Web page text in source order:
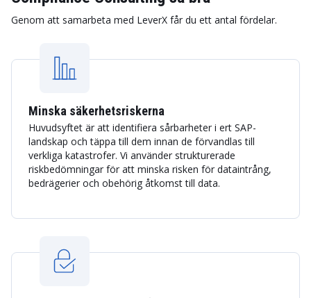
Genom att samarbeta med LeverX får du ett antal fördelar.
Minska säkerhetsriskerna
Huvudsyftet är att identifiera sårbarheter i ert SAP-
landskap och täppa till dem innan de förvandlas till
verkliga katastrofer. Vi använder strukturerade
riskbedömningar för att minska risken för dataintrång,
bedrägerier och obehörig åtkomst till data.